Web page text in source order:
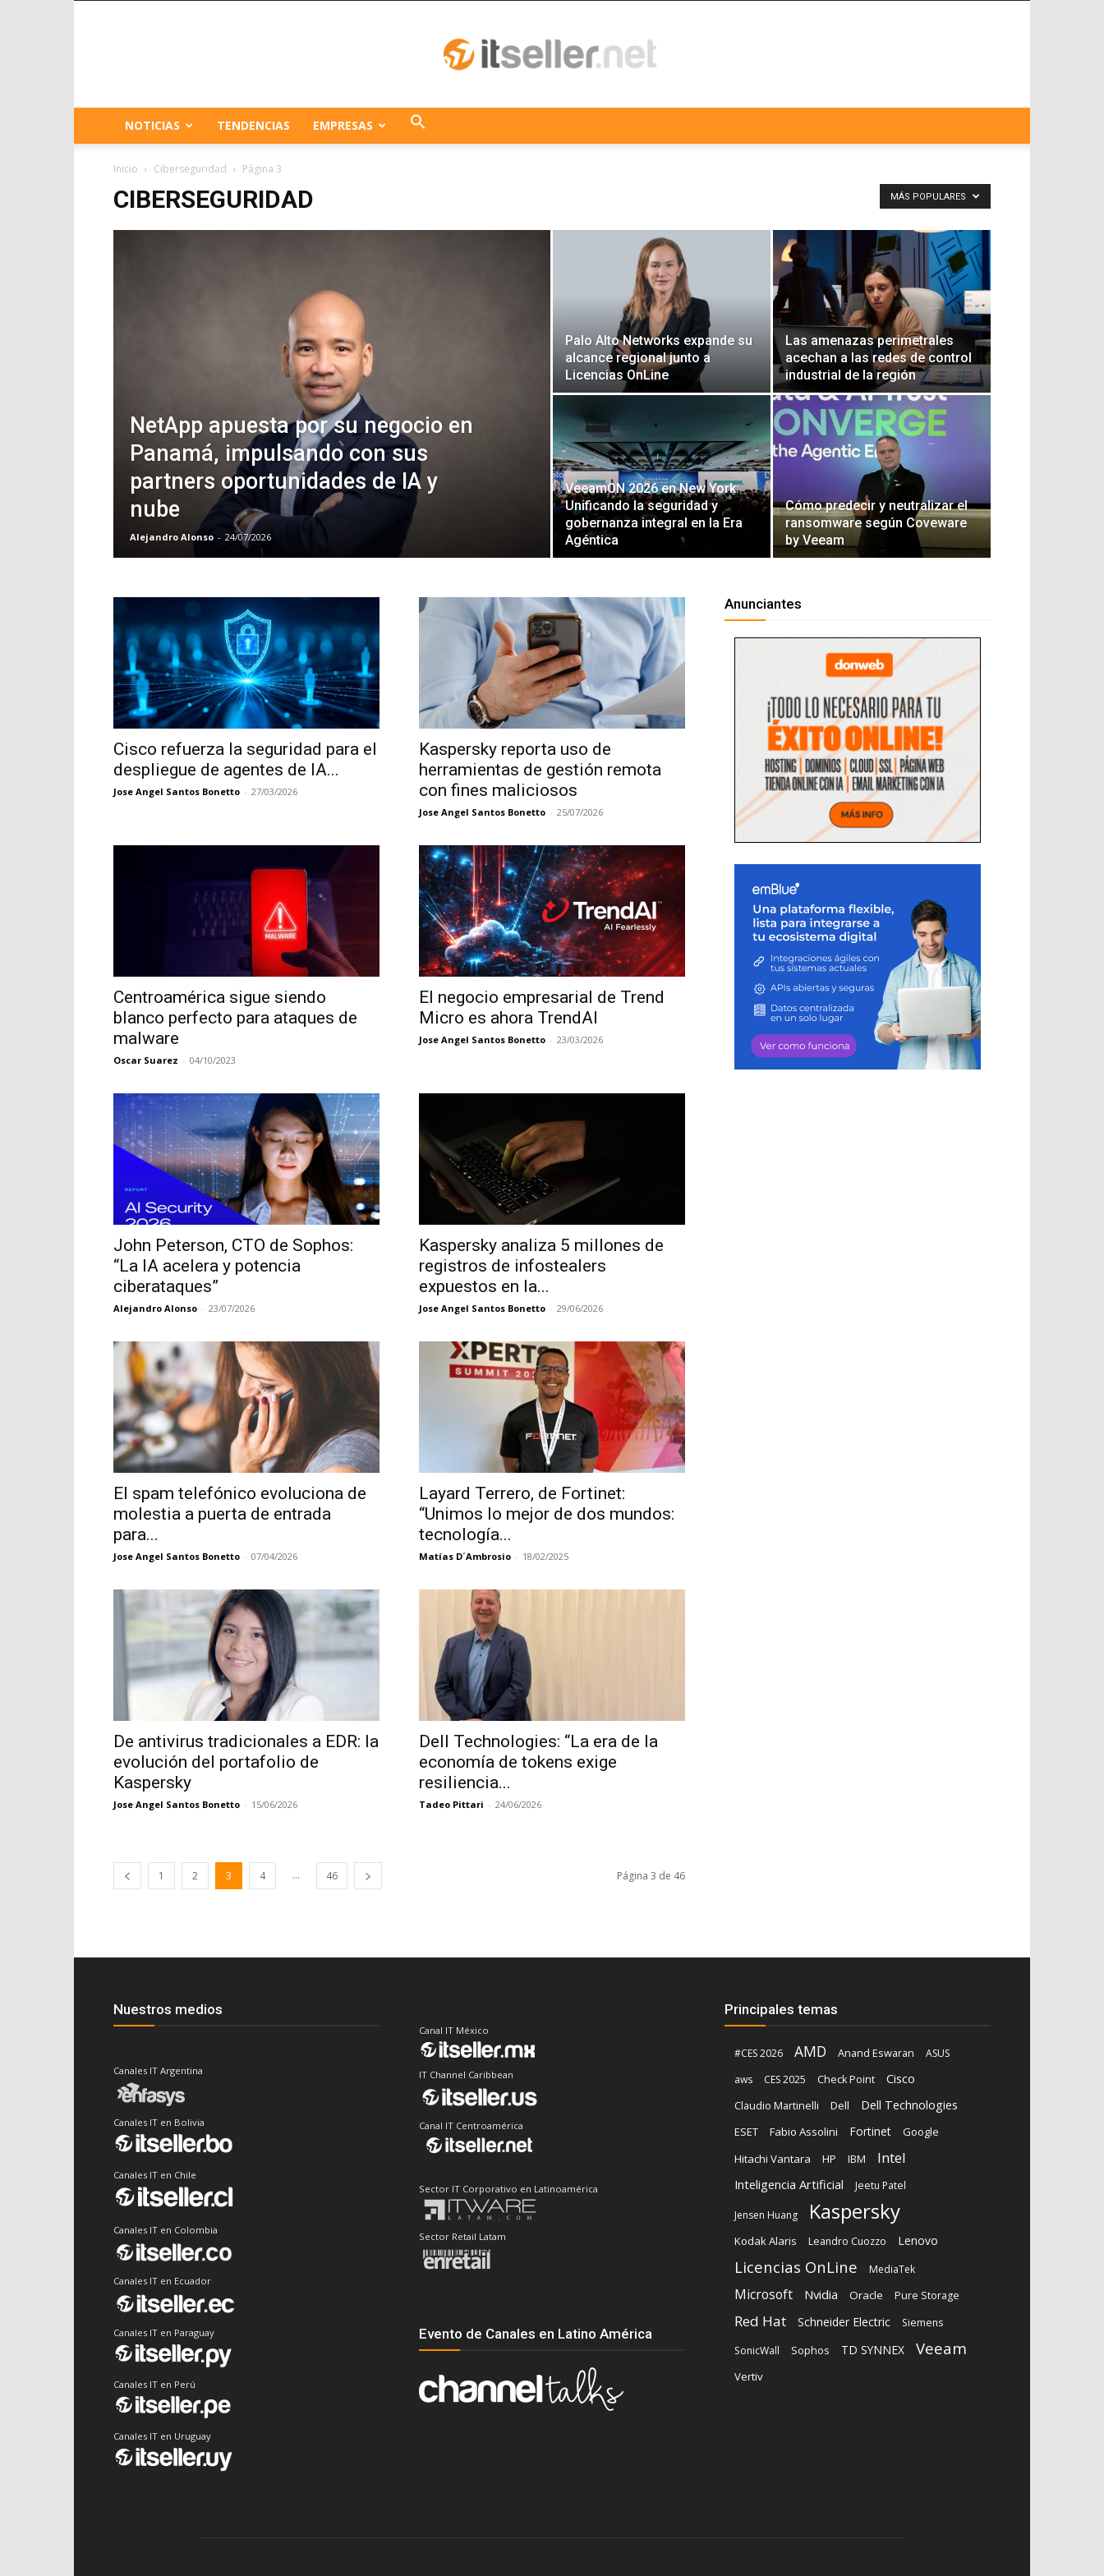
NOTICIAS TENDENCIAS EMPRESAS
Inicio Ciberseguridad Página 3
CIBERSEGURIDAD MÁS POPULARES
NetApp apuesta por su negocio en
Panamá, impulsando con sus
partners oportunidades de IA y
nube
Alejandro Alonso - 24/07/2026
Palo Alto Networks expande su
alcance regional junto a
Licencias OnLine
Las amenazas perimetrales
acechan a las redes de control
industrial de la región
VeeamON 2026 en New York:
Unificando la seguridad y
gobernanza integral en la Era
Agéntica
Cómo predecir y neutralizar el
ransomware según Coveware
by Veeam
Cisco refuerza la seguridad para el
despliegue de agentes de IA...
Jose Angel Santos Bonetto - 27/03/2026
Kaspersky reporta uso de
herramientas de gestión remota
con fines maliciosos
Jose Angel Santos Bonetto - 25/07/2026
Centroamérica sigue siendo
blanco perfecto para ataques de
malware
Oscar Suarez - 04/10/2023
El negocio empresarial de Trend
Micro es ahora TrendAI
Jose Angel Santos Bonetto - 23/03/2026
John Peterson, CTO de Sophos:
“La IA acelera y potencia
ciberataques”
Alejandro Alonso - 23/07/2026
Kaspersky analiza 5 millones de
registros de infostealers
expuestos en la...
Jose Angel Santos Bonetto - 29/06/2026
El spam telefónico evoluciona de
molestia a puerta de entrada
para...
Jose Angel Santos Bonetto - 07/04/2026
Layard Terrero, de Fortinet:
“Unimos lo mejor de dos mundos:
tecnología...
Matías D´Ambrosio - 18/02/2025
De antivirus tradicionales a EDR: la
evolución del portafolio de
Kaspersky
Jose Angel Santos Bonetto - 15/06/2026
Dell Technologies: “La era de la
economía de tokens exige
resiliencia...
Tadeo Pittari - 24/06/2026
1 2 3 4 ... 46 Página 3 de 46
Anunciantes
Nuestros medios
Canales IT Argentina
Canales IT en Bolivia
Canales IT en Chile
Canales IT en Colombia
Canales IT en Ecuador
Canales IT en Paraguay
Canales IT en Perú
Canales IT en Uruguay
Canal IT México
IT Channel Caribbean
Canal IT Centroamérica
Sector IT Corporativo en Latinoamérica
Sector Retail Latam
Evento de Canales en Latino América
Principales temas
#CES 2026 AMD Anand Eswaran
ASUS
aws
CES 2025 Check Point Cisco
Claudio Martinelli Dell Dell Technologies
ESET Fabio Assolini Fortinet
Google
Hitachi Vantara
HP IBM Intel
Inteligencia Artificial Jeetu Patel
Jensen Huang Kaspersky
Kodak Alaris Leandro Cuozzo Lenovo
Licencias OnLine MediaTek
Microsoft Nvidia Oracle Pure Storage
Red Hat Schneider Electric
Siemens
SonicWall
Sophos TD SYNNEX Veeam
Vertiv